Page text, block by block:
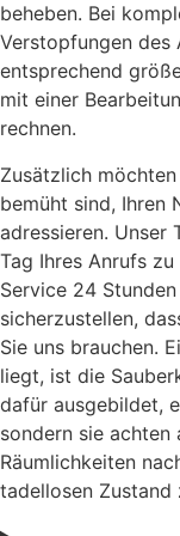
beheben. Bei
Verstopfungen des
entsprechend
mit einer
rechnen.
Zusätzlich
bemüht sind, Ihren
adressieren. Unser
Tag Ihres Anrufs
Service 24
sicherzustellen,
Sie uns brauchen.
liegt, ist die
dafür ausgebildet,
sondern sie achten
Räumlichkeiten
tadellosen Zustand